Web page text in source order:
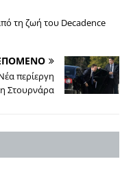
τη ζωή του Decadence
περίεργη
Στουρνάρα